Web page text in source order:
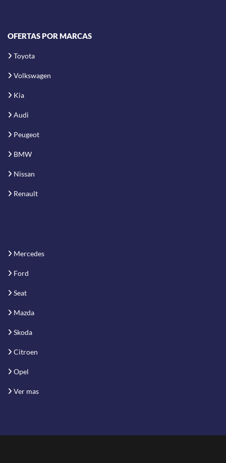
OFERTAS POR MARCAS
Toyota
Volkswagen
Kia
Audi
Peugeot
BMW
Nissan
Renault
Mercedes
Ford
Seat
Mazda
Skoda
Citroen
Opel
Ver mas